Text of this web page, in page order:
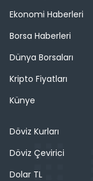
Ekonomi Haberleri
Borsa Haberleri
Dünya Borsaları
Kripto Fiyatları
Künye
Döviz Kurları
Döviz Çevirici
Dolar TL